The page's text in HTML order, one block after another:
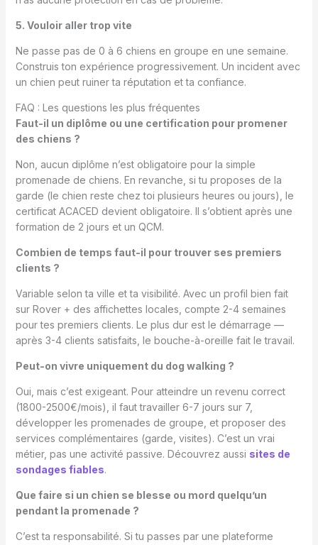
5. Vouloir aller trop vite
Ne passe pas de 0 à 6 chiens en groupe en une semaine.
Construis ton expérience progressivement. Un incident avec
un chien peut ruiner ta réputation et ta confiance.
FAQ : Les questions les plus fréquentes
Faut-il un diplôme ou une certification pour promener
des chiens ?
Non, aucun diplôme n’est obligatoire pour la simple
promenade de chiens. En revanche, si tu proposes de la
garde (le chien reste chez toi plusieurs heures ou jours), le
certificat ACACED devient obligatoire. Il s’obtient après une
formation de 2 jours et un QCM.
Combien de temps faut-il pour trouver ses premiers
clients ?
Variable selon ta ville et ta visibilité. Avec un profil bien fait
sur Rover + des affichettes locales, compte 2-4 semaines
pour tes premiers clients. Le plus dur est le démarrage —
après 3-4 clients satisfaits, le bouche-à-oreille fait le travail.
Peut-on vivre uniquement du dog walking ?
Oui, mais c’est exigeant. Pour atteindre un revenu correct
(1800-2500€/mois), il faut travailler 6-7 jours sur 7,
développer les promenades de groupe, et proposer des
services complémentaires (garde, visites). C’est un vrai
métier, pas une activité passive. Découvrez aussi sites de
sondages fiables.
Que faire si un chien se blesse ou mord quelqu’un
pendant la promenade ?
C’est ta responsabilité. Si tu passes par une plateforme